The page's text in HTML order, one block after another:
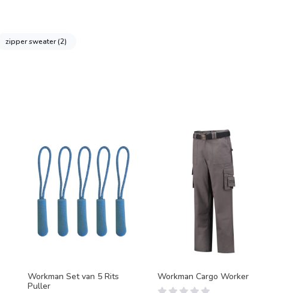
zipper sweater(2)
Workman Set van 5 Rits
Puller
Workman Cargo Worker